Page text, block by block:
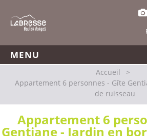
MENU
Accueil
>
Appartement 6 personnes - Gîte
de ruisseau
Appartement 6
Gentiane - Jardin en